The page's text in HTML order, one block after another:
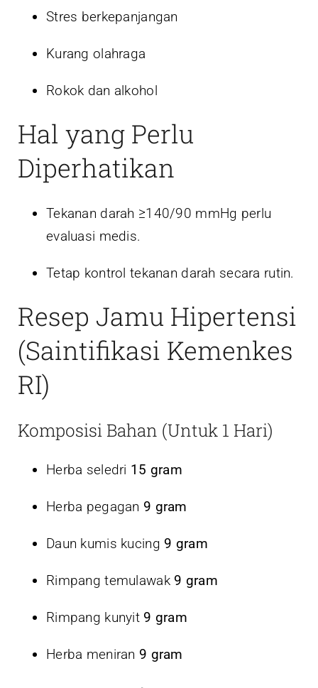
Stres berkepanjangan
Kurang olahraga
Rokok dan alkohol
Hal yang Perlu
Diperhatikan
Tekanan darah ≥140/90 mmHg perlu
evaluasi medis.
Tetap kontrol tekanan darah secara rutin.
Resep Jamu Hipertensi
(Saintifikasi Kemenkes
RI)
Komposisi Bahan (Untuk 1 Hari)
Herba seledri 15 gram
Herba pegagan 9 gram
Daun kumis kucing 9 gram
Rimpang temulawak 9 gram
Rimpang kunyit 9 gram
Herba meniran 9 gram